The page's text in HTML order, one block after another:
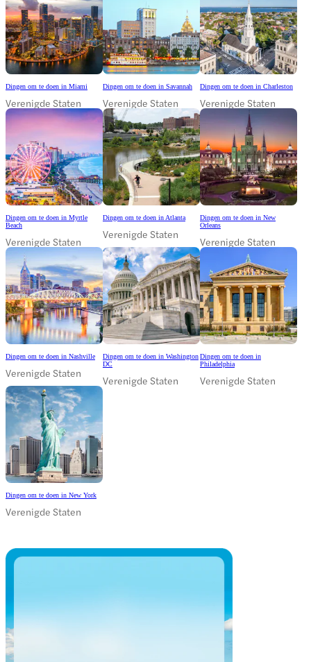
Dingen om te doen in Miami
Verenigde Staten
Dingen om te doen in Savannah
Verenigde Staten
Dingen om te doen in Charleston
Verenigde Staten
Dingen om te doen in Myrtle
Beach
Verenigde Staten
Dingen om te doen in Atlanta
Verenigde Staten
Dingen om te doen in New
Orleans
Verenigde Staten
Dingen om te doen in Nashville
Verenigde Staten
Dingen om te doen in Washington
DC
Verenigde Staten
Dingen om te doen in
Philadelphia
Verenigde Staten
Dingen om te doen in New York
Verenigde Staten